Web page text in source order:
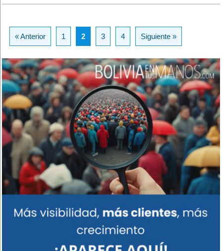
« Anterior 1 2 3 4 Siguiente »